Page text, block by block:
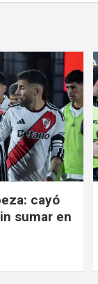
cayó
sumar en